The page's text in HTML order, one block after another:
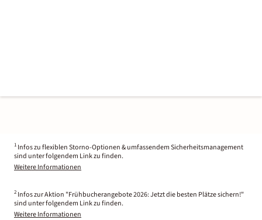
1 Infos zu flexiblen Storno-Optionen & umfassendem Sicherheitsmanagement
sind unter folgendem Link zu finden.
Weitere Informationen
2 Infos zur Aktion "Frühbucherangebote 2026: Jetzt die besten Plätze sichern!"
sind unter folgendem Link zu finden.
Weitere Informationen